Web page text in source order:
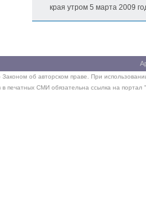
края утром 5 марта 2009
об авторском праве. При
в печатных СМИ обязательна ссылка на